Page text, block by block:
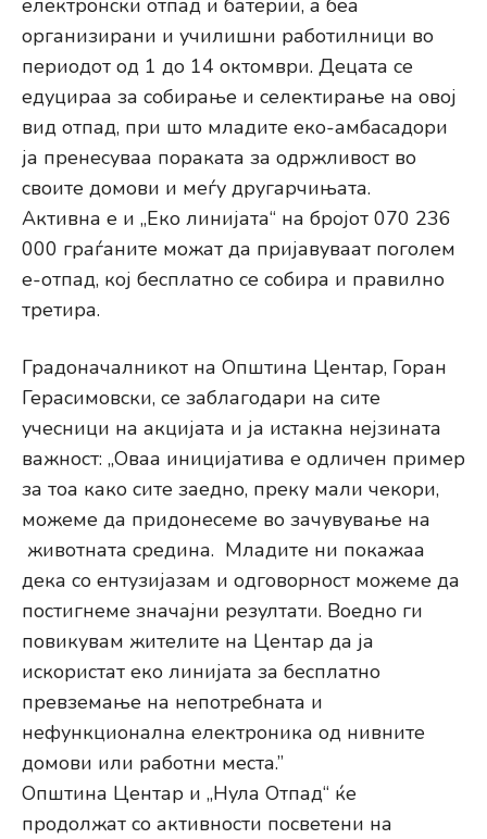
електронски отпад и батерии, а беа
организирани и училишни работилници во
периодот од 1 до 14 октомври. Децата се
едуцираа за собирање и селектирање на овој
вид отпад, при што младите еко-амбасадори
ја пренесуваа пораката за одржливост во
своите домови и меѓу другарчињата.
Активна е и „Еко линијата“ на бројот 070 236
000 граѓаните можат да пријавуваат поголем
е-отпад, кој бесплатно се собира и правилно
третира.
Градоначалникот на Општина Центар, Горан
Герасимовски, се заблагодари на сите
учесници на акцијата и ја истакна нејзината
важност: „Оваа иницијатива е одличен пример
за тоа како сите заедно, преку мали чекори,
можеме да придонесеме во зачувување на
животната средина. Младите ни покажаа
дека со ентузијазам и одговорност можеме да
постигнеме значајни резултати. Воедно ги
повикувам жителите на Центар да ја
искористат еко линијата за бесплатно
превземање на непотребната и
нефункционална електроника од нивните
домови или работни места.”
Општина Центар и „Нула Отпад“ ќе
продолжат со активности посветени на